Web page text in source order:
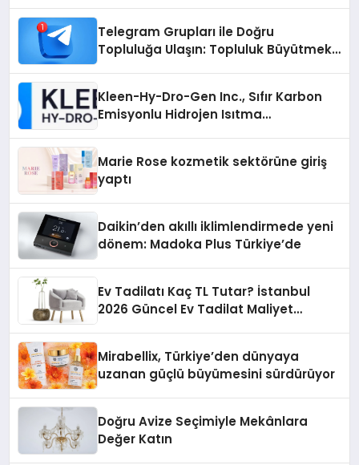
Telegram Grupları ile Doğru
Topluluğa Ulaşın: Topluluk Büyütmek
Kleen-Hy-Dro-Gen Inc., Sıfır Karbon
Emisyonlu Hidrojen Isıtma
Marie Rose kozmetik sektörüne giriş
yaptı
Daikin’den akıllı iklimlendirmede yeni
dönem: Madoka Plus Türkiye’de
Ev Tadilatı Kaç TL Tutar? İstanbul
2026 Güncel Ev Tadilat Maliyet
Mirabellix, Türkiye’den dünyaya
uzanan güçlü büyümesini sürdürüyor
Doğru Avize Seçimiyle Mekânlara
Değer Katın